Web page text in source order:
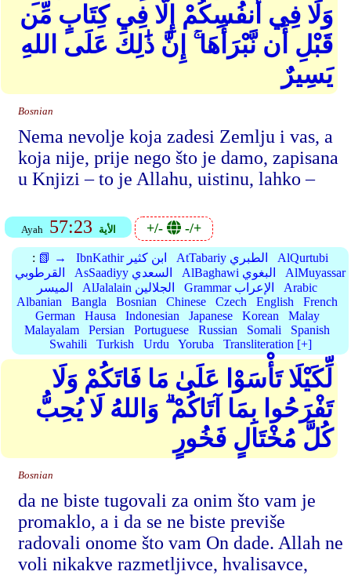
وَلَا فِي أَنفُسِكُمْ إِلَّا فِي كِتَابٍ مِّن
قَبْلِ أَن نَّبْرَأَهَا ۚ إِنَّ ذَٰلِكَ عَلَى اللهِ
يَسِيرٌ
Bosnian
Nema nevolje koja zadesi Zemlju i vas, a
koja nije, prije nego što je damo, zapisana
u Knjizi – to je Allahu, uistinu, lahko –
Ayah 57:23 الأية +/- -/+
: 📗 → IbnKathir ابن كثير AtTabariy الطبري
AlQurtubi
القرطوبي
AsSaadiyy السعدي AlBaghawi البغوي
AlMuyassar
الميسر
AlJalalain الجلالين Grammar الإعراب
Arabic
Albanian
Bangla Bosnian Chinese Czech English
French
German
Hausa Indonesian Japanese Korean
Malay
Malayalam
Persian Portuguese Russian Somali
Spanish
Swahili
Turkish Urdu Yoruba Transliteration [+]
لِّكَيْلَا تَأْسَوْا عَلَىٰ مَا فَاتَكُمْ وَلَا
تَفْرَحُوا بِمَا آتَاكُمْ ۗ وَاللهُ لَا يُحِبُّ
كُلَّ مُخْتَالٍ فَخُورٍ
Bosnian
da ne biste tugovali za onim što vam je
promaklo, a i da se ne biste previše
radovali onome što vam On dade. Allah ne
voli nikakve razmetljivce, hvalisavce,